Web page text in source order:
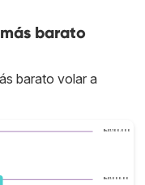
barato
barato volar a
Bs.S1.000.000
Bs.S1.100.000